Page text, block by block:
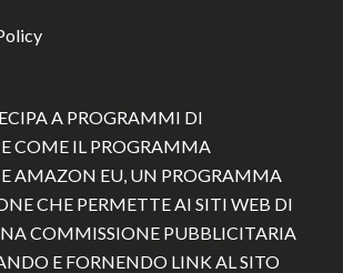
A PROGRAMMI DI
COME IL PROGRAMMA
AMAZON EU, UN PROGRAMMA
CHE PERMETTE AI SITI WEB DI
COMMISSIONE PUBBLICITARIA
E FORNENDO LINK AL SITO